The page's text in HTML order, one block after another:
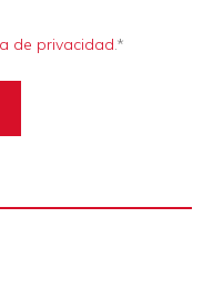
de privacidad .*